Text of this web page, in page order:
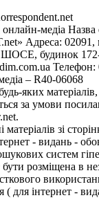
медіа
Адреса: 02091,
будинок 172-
Телефон:
– R40-06068
яких
за умови
зі
- видань -
систем
розміщена в
( для інтернет -